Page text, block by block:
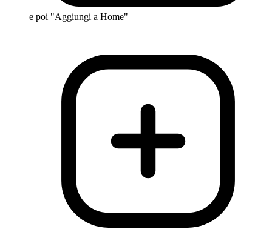
e poi "Aggiungi a Home"